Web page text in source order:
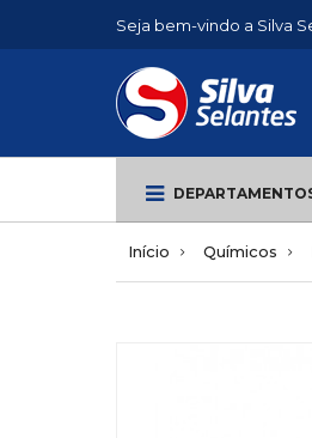
Seja bem-vindo a Silva
Início Químicos